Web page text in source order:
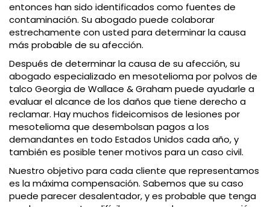
entonces han sido identificados como fuentes de
contaminación. Su abogado puede colaborar
estrechamente con usted para determinar la causa
más probable de su afección.
Después de determinar la causa de su afección, su
abogado especializado en mesotelioma por polvos de
talco Georgia de Wallace & Graham puede ayudarle a
evaluar el alcance de los daños que tiene derecho a
reclamar. Hay muchos fideicomisos de lesiones por
mesotelioma que desembolsan pagos a los
demandantes en todo Estados Unidos cada año, y
también es posible tener motivos para un caso civil.
Nuestro objetivo para cada cliente que representamos
es la máxima compensación. Sabemos que su caso
puede parecer desalentador, y es probable que tenga